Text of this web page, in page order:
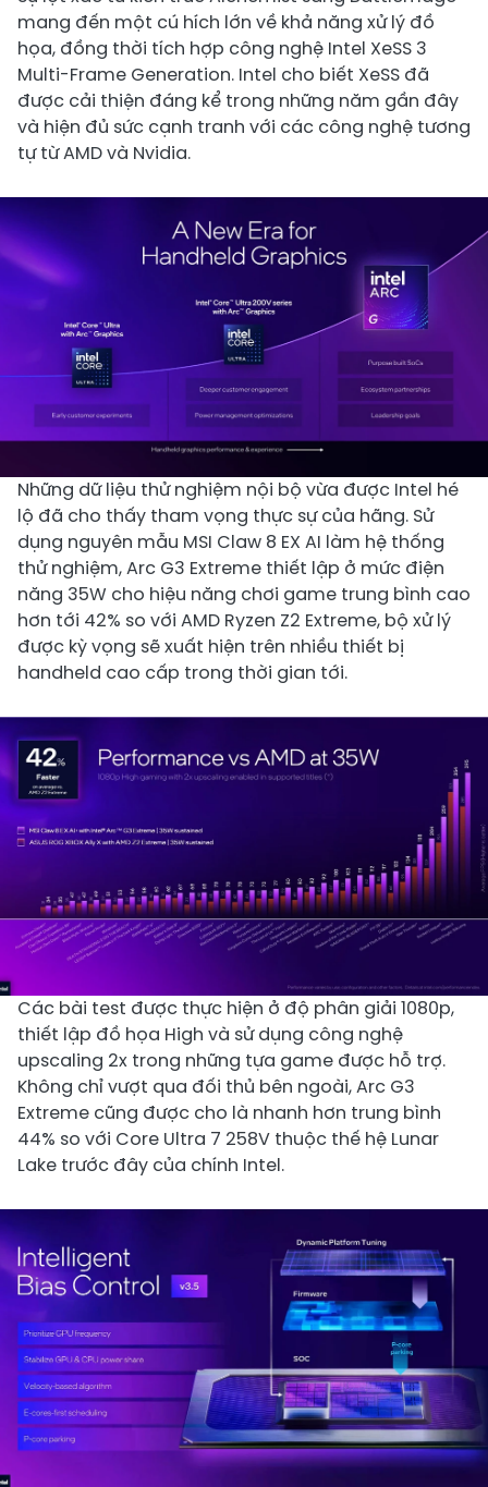
mang đến một cú hích lớn về khả năng xử lý đồ
họa, đồng thời tích hợp công nghệ Intel XeSS 3
Multi-Frame Generation. Intel cho biết XeSS đã
được cải thiện đáng kể trong những năm gần đây
và hiện đủ sức cạnh tranh với các công nghệ tương
tự từ AMD và Nvidia.
Những dữ liệu thử nghiệm nội bộ vừa được Intel hé
lộ đã cho thấy tham vọng thực sự của hãng. Sử
dụng nguyên mẫu MSI Claw 8 EX AI làm hệ thống
thử nghiệm, Arc G3 Extreme thiết lập ở mức điện
năng 35W cho hiệu năng chơi game trung bình cao
hơn tới 42% so với AMD Ryzen Z2 Extreme, bộ xử lý
được kỳ vọng sẽ xuất hiện trên nhiều thiết bị
handheld cao cấp trong thời gian tới.
Các bài test được thực hiện ở độ phân giải 1080p,
thiết lập đồ họa High và sử dụng công nghệ
upscaling 2x trong những tựa game được hỗ trợ.
Không chỉ vượt qua đối thủ bên ngoài, Arc G3
Extreme cũng được cho là nhanh hơn trung bình
44% so với Core Ultra 7 258V thuộc thế hệ Lunar
Lake trước đây của chính Intel.